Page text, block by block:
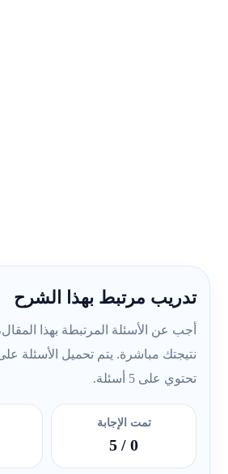
تدريب مرتبط بهذا الشرح
أجب عن الأسئلة المرتبطة بهذا
نتيجتك مباشرة. يتم تحميل الأسئلة
تحتوي على 5 أسئلة.
تمت الإجابة
0
/ 5